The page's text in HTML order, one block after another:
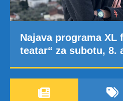
Najava programa XL
teatar“ za subotu, 8.